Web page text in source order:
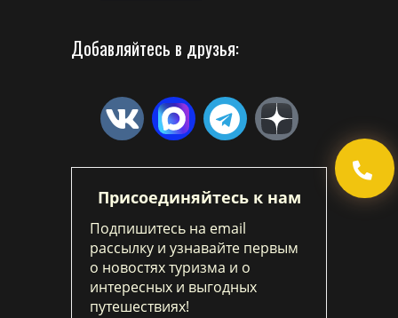
Добавляйтесь в друзья:
Присоединяйтесь к нам
Подпишитесь на email
рассылку и узнавайте первым
о новостях туризма и о
интересных и выгодных
путешествиях!